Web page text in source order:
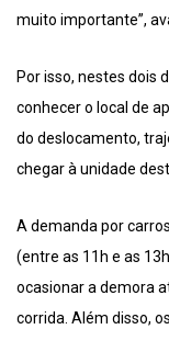
muito importante”,
Por isso, nestes dois
conhecer o local de
do deslocamento,
chegar à unidade
A demanda por
(entre as 11h e as
ocasionar a demora
corrida. Além disso,